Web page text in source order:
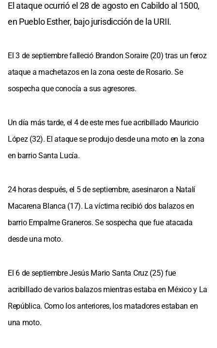
El ataque ocurrió el 28 de agosto en Cabildo al 1500,
en Pueblo Esther, bajo jurisdicción de la URII.
El 3 de septiembre falleció Brandon Soraire (20) tras un feroz
ataque a machetazos en la zona oeste de Rosario. Se
sospecha que conocía a sus agresores.
Un día más tarde, el 4 de este mes fue acribillado Mauricio
López (32). El ataque se produjo desde una moto en la zona
en barrio Santa Lucía.
24 horas después, el 5 de septiembre, asesinaron a Natalí
Macarena Blanca (17). La víctima recibió dos balazos en
barrio Empalme Graneros. Se sospecha que fue atacada
desde una moto.
El 6 de septiembre Jesús Mario Santa Cruz (25) fue
acribillado de varios balazos mientras estaba en México y La
República. Como los anteriores, los matadores estaban en
una moto.